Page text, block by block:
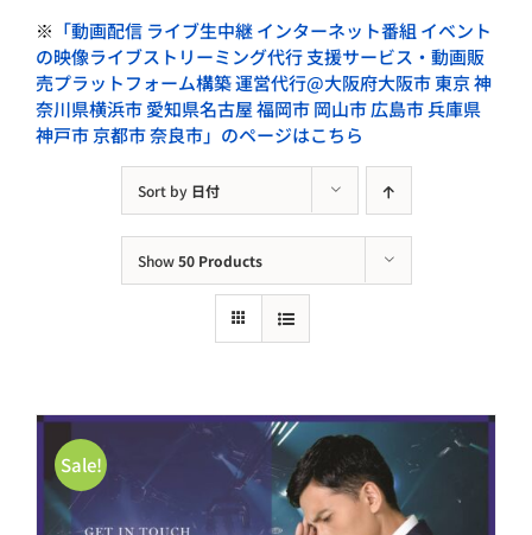
※ 「動画配信 ライブ生中継 インターネット番組 イベント
の映像ライブストリーミング代行 支援サービス・動画販
売プラットフォーム構築 運営代行@大阪府大阪市 東京 神
奈川県横浜市 愛知県名古屋 福岡市 岡山市 広島市 兵庫県
神戸市 京都市 奈良市」のページはこちら
Sort by 日付
Show50 Products
Sale!